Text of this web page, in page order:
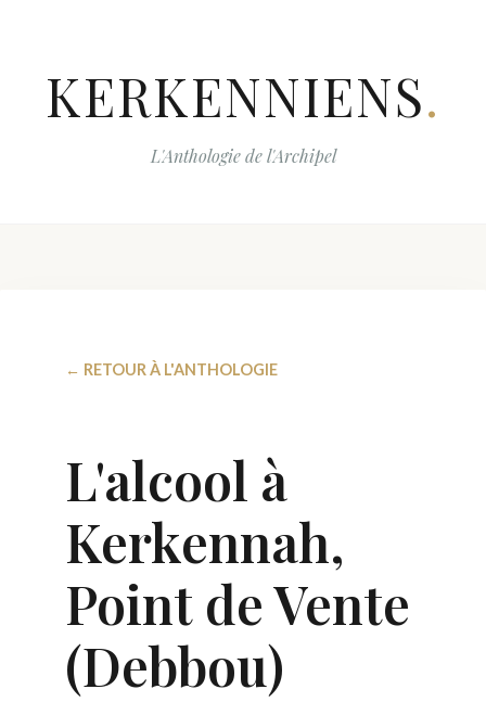
KERKENNIENS.
L'Anthologie de l'Archipel
← RETOUR À L'ANTHOLOGIE
L'alcool à
Kerkennah,
Point de Vente
(Debbou)